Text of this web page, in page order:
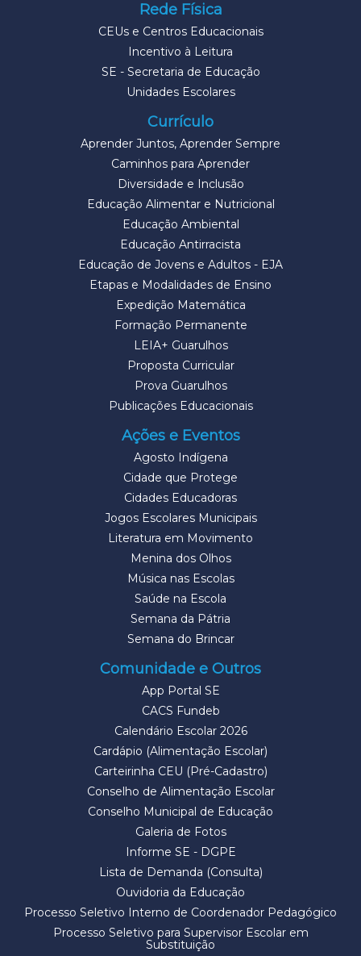
Rede Física
CEUs e Centros Educacionais
Incentivo à Leitura
SE - Secretaria de Educação
Unidades Escolares
Currículo
Aprender Juntos, Aprender Sempre
Caminhos para Aprender
Diversidade e Inclusão
Educação Alimentar e Nutricional
Educação Ambiental
Educação Antirracista
Educação de Jovens e Adultos - EJA
Etapas e Modalidades de Ensino
Expedição Matemática
Formação Permanente
LEIA+ Guarulhos
Proposta Curricular
Prova Guarulhos
Publicações Educacionais
Ações e Eventos
Agosto Indígena
Cidade que Protege
Cidades Educadoras
Jogos Escolares Municipais
Literatura em Movimento
Menina dos Olhos
Música nas Escolas
Saúde na Escola
Semana da Pátria
Semana do Brincar
Comunidade e Outros
App Portal SE
CACS Fundeb
Calendário Escolar 2026
Cardápio (Alimentação Escolar)
Carteirinha CEU (Pré-Cadastro)
Conselho de Alimentação Escolar
Conselho Municipal de Educação
Galeria de Fotos
Informe SE - DGPE
Lista de Demanda (Consulta)
Ouvidoria da Educação
Processo Seletivo Interno de Coordenador Pedagógico
Processo Seletivo para Supervisor Escolar em
Substituição